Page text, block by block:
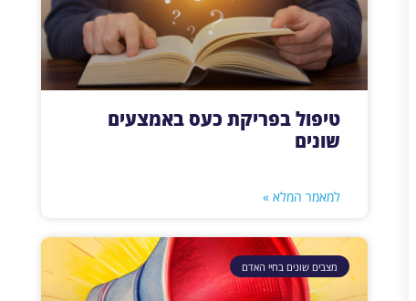
טיפול בפריקת כעס באמצעים
שונים
למאמר המלא »
מצבים שונים בחיי האדם